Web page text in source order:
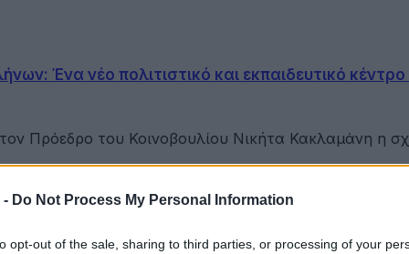
- Do Not Process My Personal Information
opt-out of the sale, sharing to third parties, or processing of your
Ένα νέο πολιτιστικό και εκπαιδευτικό
Πρόεδρο του Κοινοβουλίου Νικήτα Κακλαμάνη η
ΕΠΟΜΕΑ Βιλίων